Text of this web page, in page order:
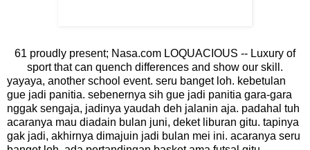
61 proudly present; Nasa.com LOQUACIOUS -- Luxury of
sport that can quench differences and show our skill.
yayaya, another school event. seru banget loh. kebetulan
gue jadi panitia. sebenernya sih gue jadi panitia gara-gara
nggak sengaja, jadinya yaudah deh jalanin aja. padahal tuh
acaranya mau diadain bulan juni, deket liburan gitu. tapinya
gak jadi, akhirnya dimajuin jadi bulan mei ini. acaranya seru